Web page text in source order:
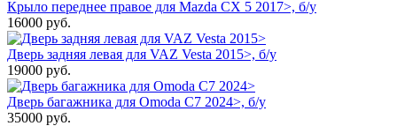
Крыло переднее правое для Mazda CX 5 2017>, б/у
16000 руб.
Дверь задняя левая для VAZ Vesta 2015>, б/у
19000 руб.
Дверь багажника для Omoda C7 2024>, б/у
35000 руб.